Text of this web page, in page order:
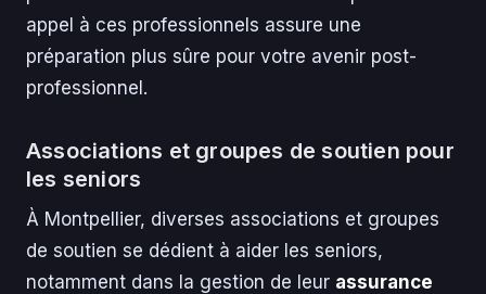
appel à ces professionnels assure une
préparation plus sûre pour votre avenir post-
professionnel.
Associations et groupes de soutien pour
les seniors
À Montpellier, diverses associations et groupes
de soutien se dédient à aider les seniors,
notamment dans la gestion de leur assurance